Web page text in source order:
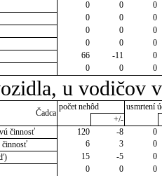
0 0
0
0 0
0
0 0
0
0 0
0
66 -11
0
0 0 0
u vodičov
Čadca
počet nehôd
usmrtení
+/-
činnosť
120 -8
0
činnosť
6 3
0
15 -5
0
0 0
0